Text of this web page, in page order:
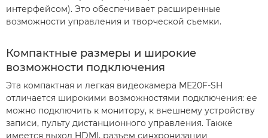
интерфейсом). Это обеспечивает расширенные
возможности управления и творческой съемки.
Компактные размеры и широкие
возможности подключения
Эта компактная и легкая видеокамера ME20F-SH
отличается широкими возможностями подключения: ее
можно подключить к монитору, к внешнему устройству
записи, пульту дистанционного управления. Также
имеется выход HDMI, разъем синхронизации